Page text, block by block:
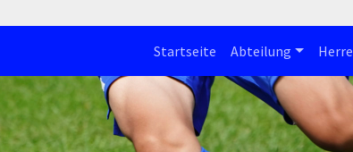
Startseite Abteilung